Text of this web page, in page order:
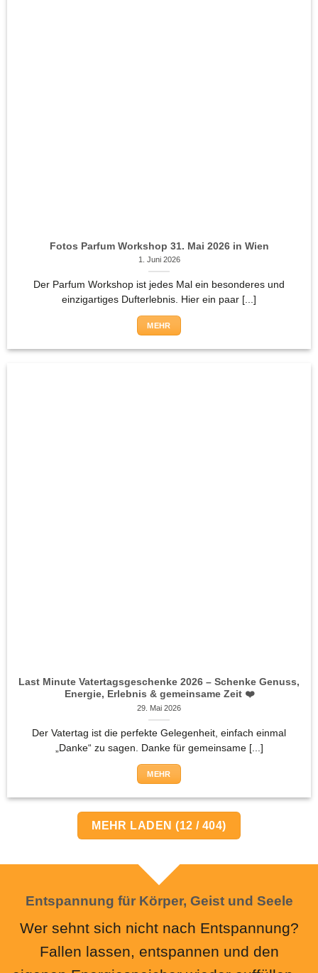
Fotos Parfum Workshop 31. Mai 2026 in Wien
1. Juni 2026
Der Parfum Workshop ist jedes Mal ein besonderes und
einzigartiges Dufterlebnis. Hier ein paar [...]
MEHR
Last Minute Vatertagsgeschenke 2026 – Schenke Genuss,
Energie, Erlebnis & gemeinsame Zeit ❤️
29. Mai 2026
Der Vatertag ist die perfekte Gelegenheit, einfach einmal
„Danke“ zu sagen. Danke für gemeinsame [...]
MEHR
MEHR LADEN(12 / 404)
Entspannung für Körper, Geist und Seele
Wer sehnt sich nicht nach Entspannung?
Fallen lassen, entspannen und den